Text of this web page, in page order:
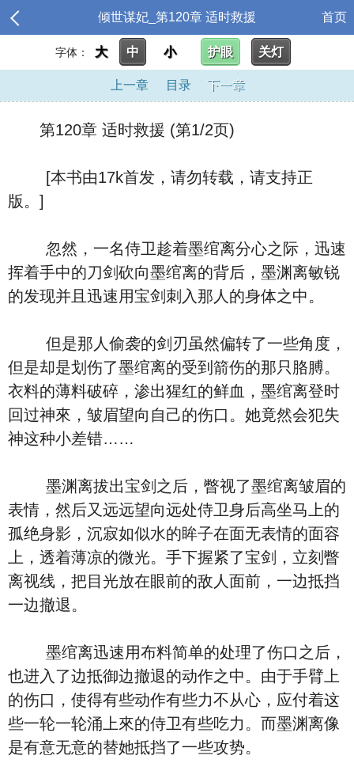
倾世谋妃_第120章 适时救援 首页
字体： 大 中 小 护眼 关灯
上一章 目录 下一章
第120章 适时救援 (第1/2页)
[本书由17k首发，请勿转载，请支持正
版。]
忽然，一名侍卫趁着墨绾离分心之际，迅速
挥着手中的刀剑砍向墨绾离的背后，墨渊离敏锐
的发现并且迅速用宝剑刺入那人的身体之中。
但是那人偷袭的剑刃虽然偏转了一些角度，
但是却是划伤了墨绾离的受到箭伤的那只胳膊。
衣料的薄料破碎，渗出猩红的鲜血，墨绾离登时
回过神來，皱眉望向自己的伤口。她竟然会犯失
神这种小差错……
墨渊离拔出宝剑之后，瞥视了墨绾离皱眉的
表情，然后又远远望向远处侍卫身后高坐马上的
孤绝身影，沉寂如似水的眸子在面无表情的面容
上，透着薄凉的微光。手下握紧了宝剑，立刻瞥
离视线，把目光放在眼前的敌人面前，一边抵挡
一边撤退。
墨绾离迅速用布料简单的处理了伤口之后，
也进入了边抵御边撤退的动作之中。由于手臂上
的伤口，使得有些动作有些力不从心，应付着这
些一轮一轮涌上來的侍卫有些吃力。而墨渊离像
是有意无意的替她抵挡了一些攻势。